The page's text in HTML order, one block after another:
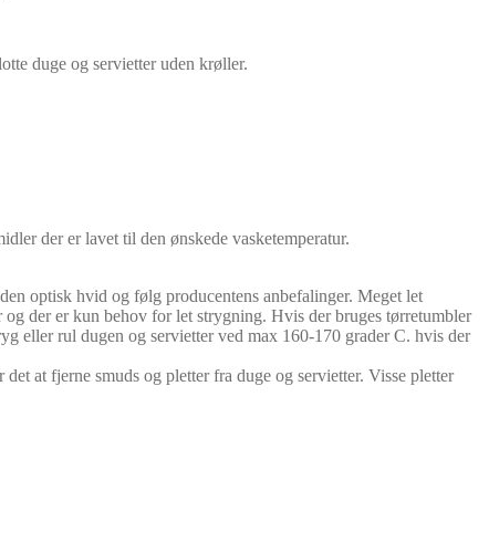
duge og servietter uden krøller.
der er lavet til den ønskede vasketemperatur.
optisk hvid og følg producentens anbefalinger. Meget let
der er kun behov for let strygning. Hvis der bruges tørretumbler
eller rul dugen og servietter ved max 160-170 grader C. hvis der
at fjerne smuds og pletter fra duge og servietter. Visse pletter